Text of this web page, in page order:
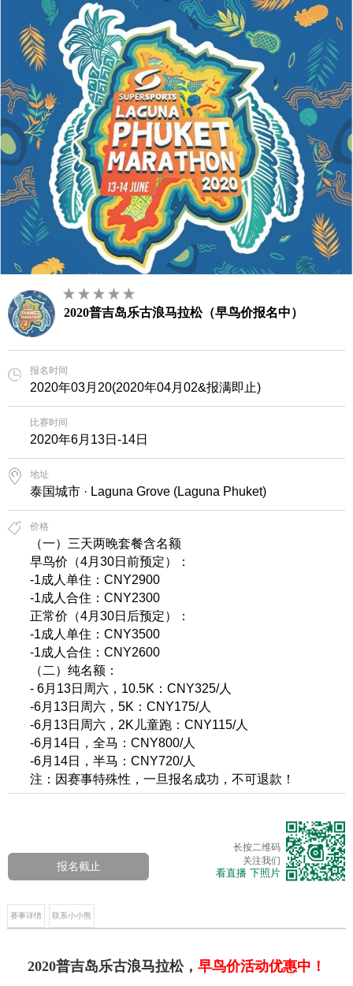
2020普吉岛乐古浪马拉松（早鸟价报名中）
报名时间
2020年03月20(2020年04月02&报满即止)
比赛时间
2020年6月13日-14日
地址
泰国城市 · Laguna Grove (Laguna Phuket)
价格
（一）三天两晚套餐含名额
早鸟价（4月30日前预定）：
-1成人单住：CNY2900
-1成人合住：CNY2300
正常价（4月30日后预定）：
-1成人单住：CNY3500
-1成人合住：CNY2600
（二）纯名额：
- 6月13日周六，10.5K：CNY325/人
-6月13日周六，5K：CNY175/人
-6月13日周六，2K儿童跑：CNY115/人
-6月14日，全马：CNY800/人
-6月14日，半马：CNY720/人
注：因赛事特殊性，一旦报名成功，不可退款！
报名截止
长按二维码
关注我们
看直播 下照片
赛事详情 联系小小熊
2020普吉岛乐古浪马拉松， 早鸟价活动优惠中！